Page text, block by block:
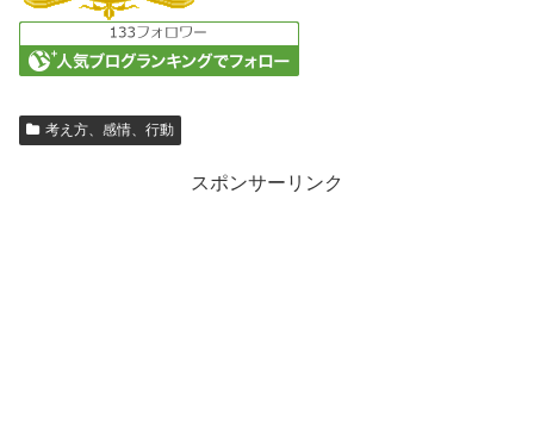
考え方、感情、行動
スポンサーリンク